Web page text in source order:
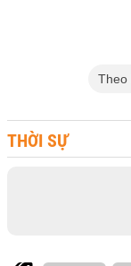
Theo
THỜI SỰ